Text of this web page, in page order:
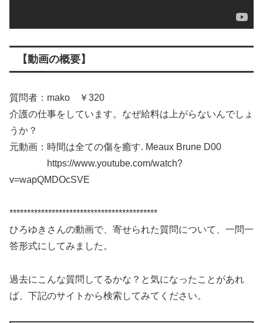
【動画の概要】
質問者：mako ￥320
介護の仕事をしています。なぜ給料は上がらないんでしょ
うか？
元動画：時間は全ての傷を癒す. Meaux Brune D00
https://www.youtube.com/watch?
v=wapQMDOcSVE
******************************************
ひろゆきさんの動画で、寄せられた質問について、一問一
答形式にしてみました。
過去にこんな質問してるかな？と気になったことがあれ
ば、下記のサイトから検索してみてください。